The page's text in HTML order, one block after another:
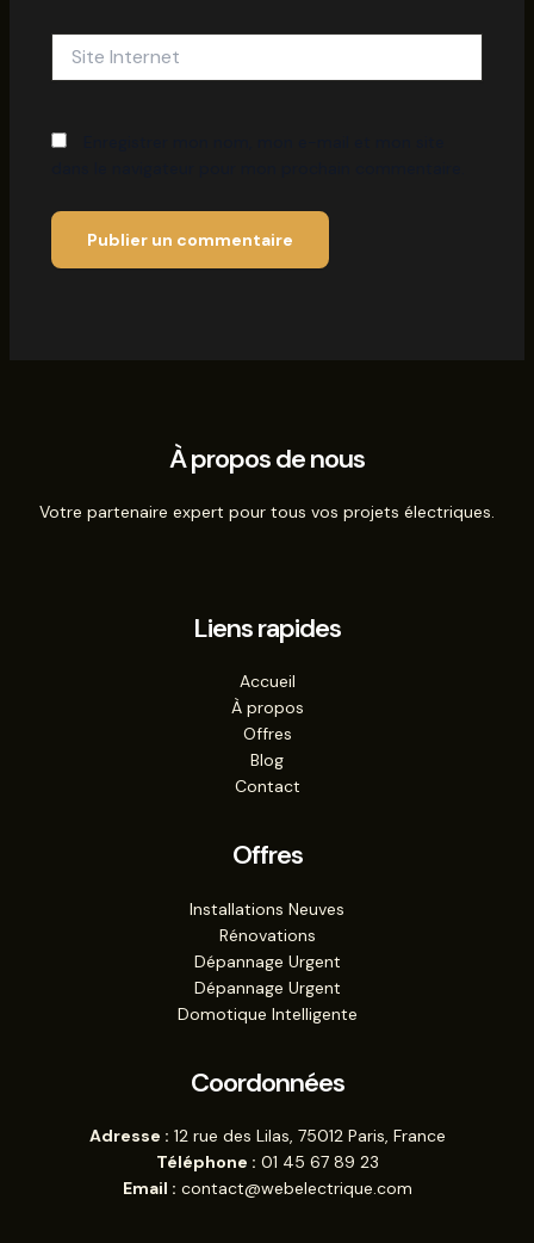
Internet
À propos de nous
Votre partenaire expert pour tous vos projets électriques.
Liens rapides
Accueil
À propos
Offres
Blog
Contact
Offres
Installations Neuves
Rénovations
Dépannage Urgent
Dépannage Urgent
Domotique Intelligente
Coordonnées
Adresse : 12 rue des Lilas, 75012 Paris, France
Téléphone : 01 45 67 89 23
Email : contact@webelectrique.com